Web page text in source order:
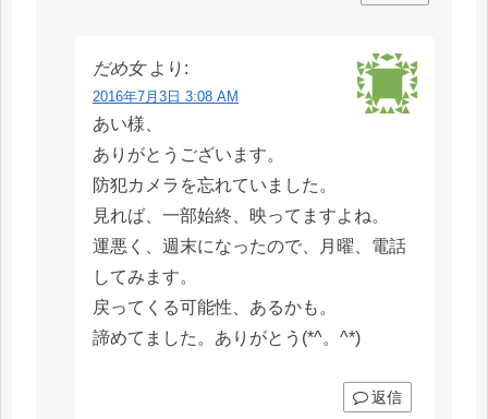
だめ女 より:
2016年7月3日 3:08 AM
あい様、
ありがとうございます。
防犯カメラを忘れていました。
見れば、一部始終、映ってますよね。
運悪く、週末になったので、月曜、電話
してみます。
戻ってくる可能性、あるかも。
諦めてました。ありがとう(*^。^*)
返信